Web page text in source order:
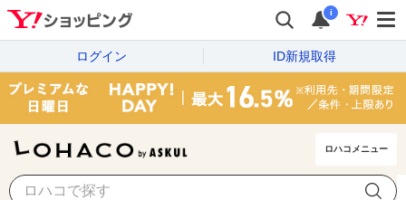
i
ログイン ID新規取得
ロハコメニュー